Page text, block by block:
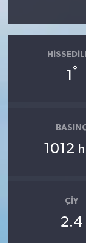
1 °
1012
ÇIY
2.4